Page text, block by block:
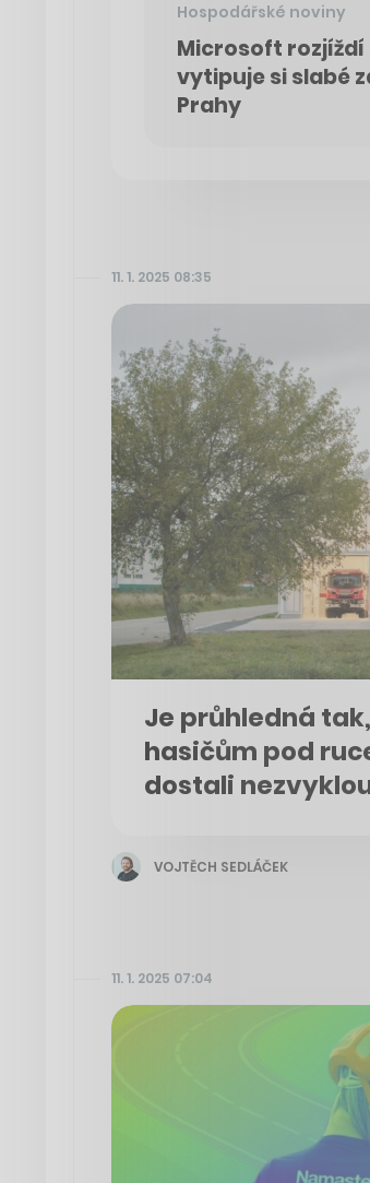
Hospodářské noviny
Microsoft
vytipuje si slabé
Prahy
11. 1. 2025 08:35
Je průhledná
hasičům pod
dostali
VOJTĚCH SEDLÁČEK
11. 1. 2025 07:04